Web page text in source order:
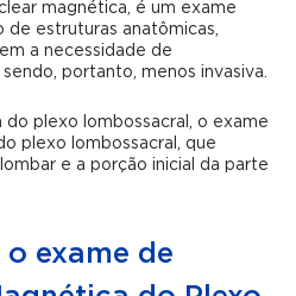
magnética, é um exame
de estruturas anatômicas,
a necessidade de
portanto, menos invasiva.
do plexo lombossacral, o exame
plexo lombossacral, que
e a porção inicial da parte
o exame de